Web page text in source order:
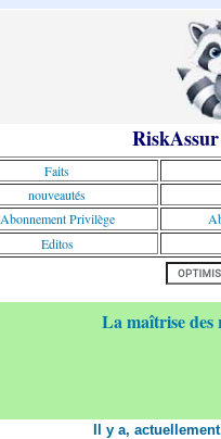
RiskAssur
Faits
nouveautés
Abonnement Privilège
Editos
La maîtrise des
Il y a,